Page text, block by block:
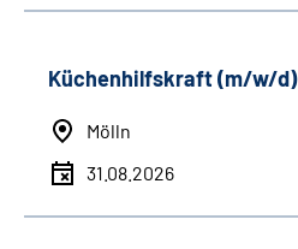
Küchenhilfskraft (m/w/d)
Mölln
31.08.2026